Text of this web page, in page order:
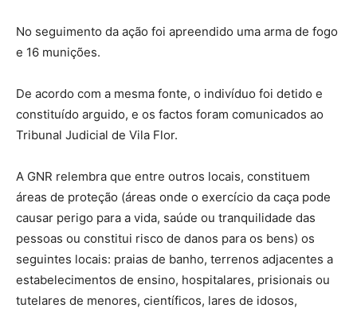
No seguimento da ação foi apreendido uma arma de fogo
e 16 munições.
De acordo com a mesma fonte, o indivíduo foi detido e
constituído arguido, e os factos foram comunicados ao
Tribunal Judicial de Vila Flor.
A GNR relembra que entre outros locais, constituem
áreas de proteção (áreas onde o exercício da caça pode
causar perigo para a vida, saúde ou tranquilidade das
pessoas ou constitui risco de danos para os bens) os
seguintes locais: praias de banho, terrenos adjacentes a
estabelecimentos de ensino, hospitalares, prisionais ou
tutelares de menores, científicos, lares de idosos,